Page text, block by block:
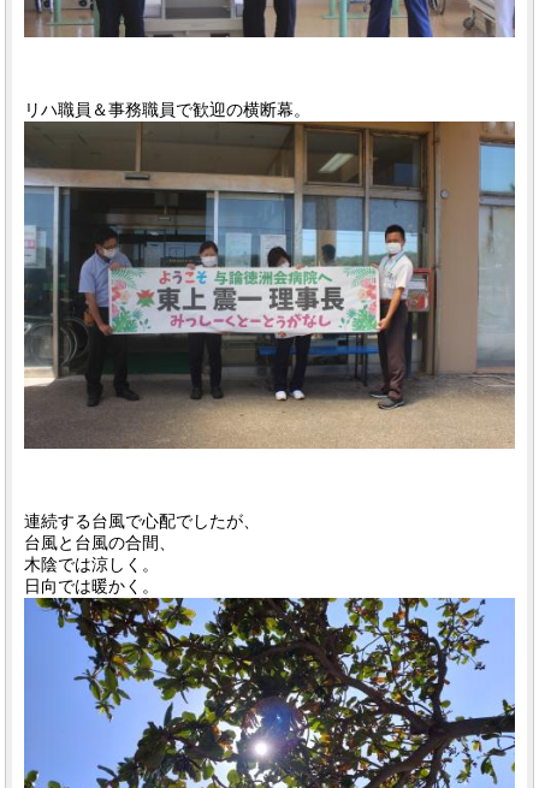
リハ職員＆事務職員で歓迎の横断幕。
連続する台風で心配でしたが、
台風と台風の合間、
木陰では涼しく。
日向では暖かく。